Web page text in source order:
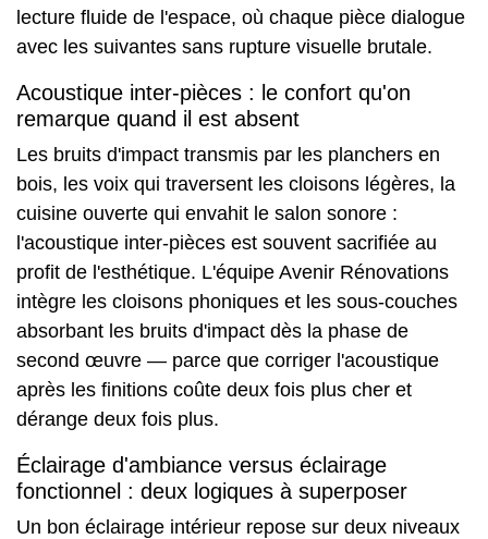
lecture fluide de l'espace, où chaque pièce dialogue
avec les suivantes sans rupture visuelle brutale.
Acoustique inter-pièces : le confort qu'on
remarque quand il est absent
Les bruits d'impact transmis par les planchers en
bois, les voix qui traversent les cloisons légères, la
cuisine ouverte qui envahit le salon sonore :
l'acoustique inter-pièces est souvent sacrifiée au
profit de l'esthétique. L'équipe Avenir Rénovations
intègre les cloisons phoniques et les sous-couches
absorbant les bruits d'impact dès la phase de
second œuvre — parce que corriger l'acoustique
après les finitions coûte deux fois plus cher et
dérange deux fois plus.
Éclairage d'ambiance versus éclairage
fonctionnel : deux logiques à superposer
Un bon éclairage intérieur repose sur deux niveaux